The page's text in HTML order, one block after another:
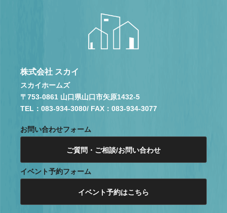
株式会社 スカイ
スカイホームズ
〒753-0861 山口県山口市矢原1432-5
TEL：083-934-3080/ FAX：083-934-3077
お問い合わせフォーム
ご質問・ご相談/お問い合わせ
イベント予約フォーム
イベント予約はこちら